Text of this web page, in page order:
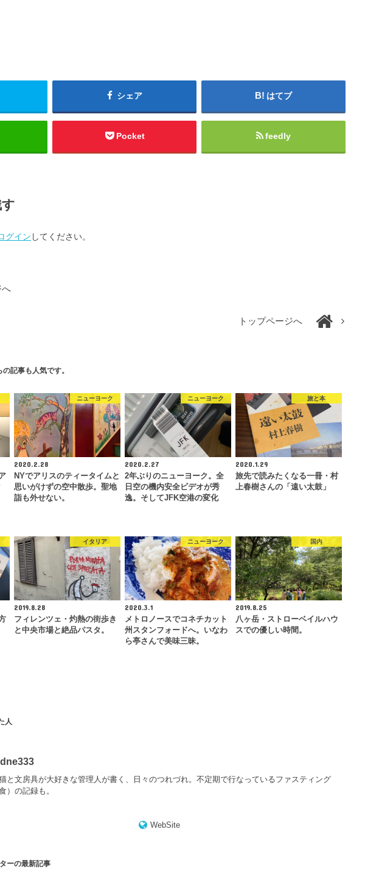
シェア はてブ
Pocket feedly
グイン してください。
へ
トップページへ
の記事も人気です。
ニューヨーク
2020.2.28
NYでアリスのティータイムと
思いがけずの空中散歩。聖地
詣も外せない。
ニューヨーク
2020.2.27
2年ぶりのニューヨーク。全
日空の機内安全ビデオが秀
逸。そしてJFK空港の変化
旅と本
2020.1.29
旅先で読みたくなる一冊・村
上春樹さんの「遠い太鼓」
イタリア
2019.8.28
フィレンツェ・灼熱の街歩き
と中央市場と絶品パスタ。
ニューヨーク
2020.3.1
メトロノースでコネチカット
州スタンフォードへ。いなわ
ら亭さんで美味三昧。
国内
2019.8.25
八ヶ岳・ストローベイルハウ
スでの優しい時間。
人
と文房具が大好きな管理人が書く、日々のつれづれ。不定期で行なっているファスティング
）の記録も。
WebSite
ーの最新記事